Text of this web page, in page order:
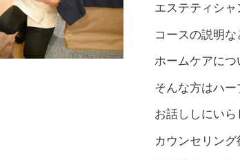
エステティシャ
コースの説明な
ホームケアにつ
そんな方はハ
お話ししにいら
カウンセリング